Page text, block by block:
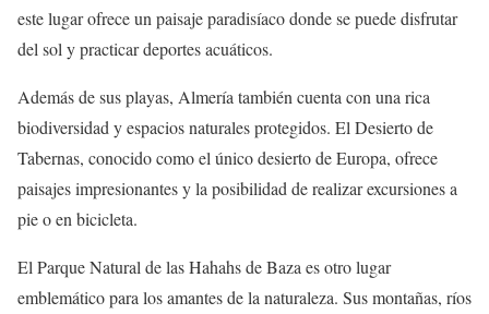
este lugar ofrece un paisaje paradisíaco donde se puede disfrutar
del sol y practicar deportes acuáticos.
Además de sus playas, Almería también cuenta con una rica
biodiversidad y espacios naturales protegidos. El Desierto de
Tabernas, conocido como el único desierto de Europa, ofrece
paisajes impresionantes y la posibilidad de realizar excursiones a
pie o en bicicleta.
El Parque Natural de las Hahahs de Baza es otro lugar
emblemático para los amantes de la naturaleza. Sus montañas, ríos